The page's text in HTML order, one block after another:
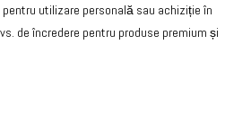
utilizare personală sau achiziție în
de încredere pentru produse premium și